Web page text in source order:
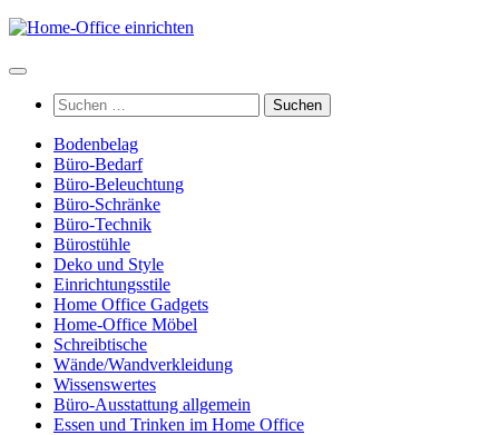
Zum
springen
Suchen
nach:
Bodenbelag
Büro-Bedarf
Büro-Beleuchtung
Büro-Schränke
Büro-Technik
Bürostühle
Deko und Style
Einrichtungsstile
Home Office Gadgets
Home-Office Möbel
Schreibtische
Wände/Wandverkleidung
Wissenswertes
Büro-Ausstattung allgemein
Essen und Trinken im Home Office